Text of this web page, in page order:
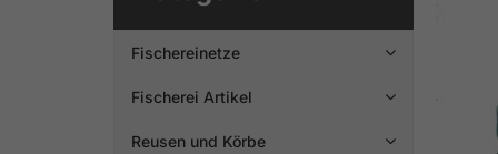
Fischereinetze 
Fischerei Artikel 
Reusen und Körbe 